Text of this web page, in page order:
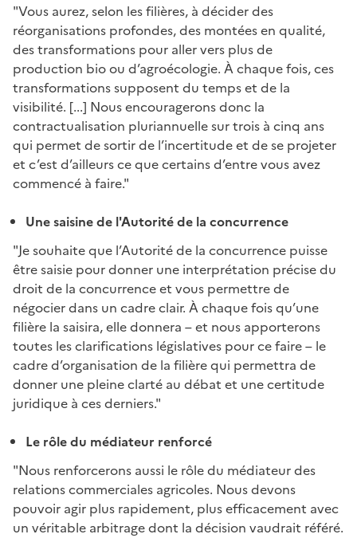
"Vous aurez, selon les filières, à décider des
réorganisations profondes, des montées en qualité,
des transformations pour aller vers plus de
production bio ou d’agroécologie. À chaque fois, ces
transformations supposent du temps et de la
visibilité. [...] Nous encouragerons donc la
contractualisation pluriannuelle sur trois à cinq ans
qui permet de sortir de l’incertitude et de se projeter
et c’est d’ailleurs ce que certains d’entre vous avez
commencé à faire."
Une saisine de l'Autorité de la concurrence
"Je souhaite que l’Autorité de la concurrence puisse
être saisie pour donner une interprétation précise du
droit de la concurrence et vous permettre de
négocier dans un cadre clair. À chaque fois qu’une
filière la saisira, elle donnera – et nous apporterons
toutes les clarifications législatives pour ce faire – le
cadre d’organisation de la filière qui permettra de
donner une pleine clarté au débat et une certitude
juridique à ces derniers."
Le rôle du médiateur renforcé
"Nous renforcerons aussi le rôle du médiateur des
relations commerciales agricoles. Nous devons
pouvoir agir plus rapidement, plus efficacement avec
un véritable arbitrage dont la décision vaudrait référé.